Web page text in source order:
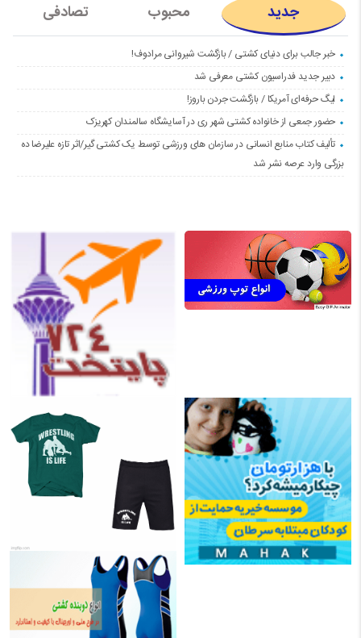
جدید محبوب تصادفی
خبر جالب برای دنیای کشتی / بازگشت شیروانی مرادوف!
دبیر جدید فدراسیون کشتی معرفی شد
لیگ حرفه‌ای آمریکا / بازگشت جردن باروز!
حضور جمعی از خانواده کشتی شهر ری در آسایشگاه سالمندان کهریزک
تألیف کتاب منابع انسانی در سازمان های ورزشی توسط یک کشتی گیر/اثر تازه علیرضا ده
بزرگی وارد عرصه نشر شد